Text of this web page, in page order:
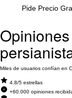
Pide Precio
Miles de usuarios confían en
4.8/5 estrellas
+60.000 opiniones